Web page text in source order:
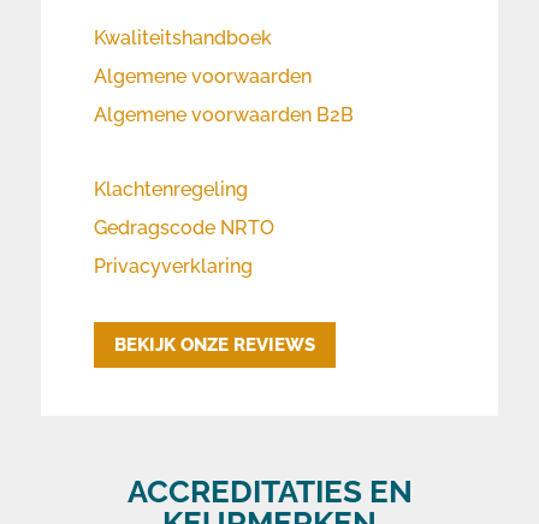
Kwaliteitshandboek
Algemene voorwaarden
Algemene voorwaarden B2B
Klachtenregeling
Gedragscode NRTO
Privacyverklaring
BEKIJK ONZE REVIEWS
ACCREDITATIES EN